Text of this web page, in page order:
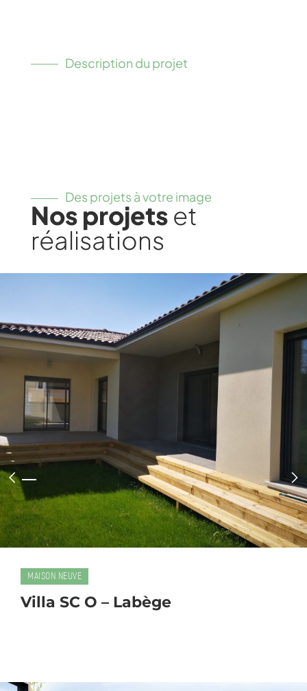
Description du projet
Des projets à votre image
Nos projets et
réalisations
MAISON NEUVE
Villa SC O – Labège